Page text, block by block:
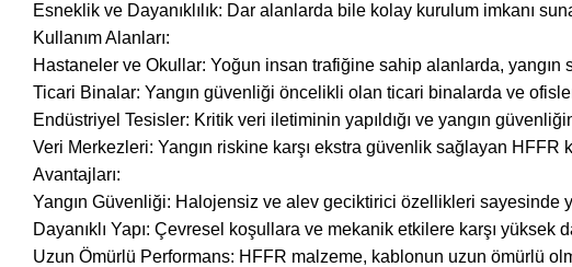
Esneklik ve Dayanıklılık: Dar alanlarda bile kolay kurulum imkanı
Kullanım Alanları:
Hastaneler ve Okullar: Yoğun insan trafiğine sahip alanlarda, yangın
Ticari Binalar: Yangın güvenliği öncelikli olan ticari binalarda ve
Endüstriyel Tesisler: Kritik veri iletiminin yapıldığı ve yangın
Veri Merkezleri: Yangın riskine karşı ekstra güvenlik sağlayan
Avantajları:
Yangın Güvenliği: Halojensiz ve alev geciktirici özellikleri sayesinde
Dayanıklı Yapı: Çevresel koşullara ve mekanik etkilere karşı yüksek
Uzun Ömürlü Performans: HFFR malzeme, kablonun uzun ömürlü